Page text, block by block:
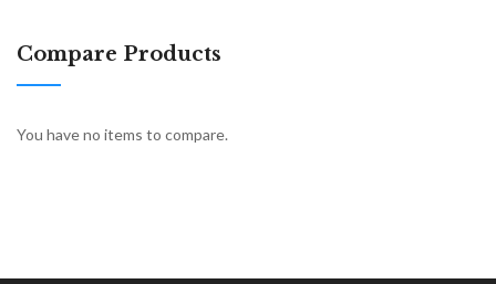
Compare Products
You have no items to compare.